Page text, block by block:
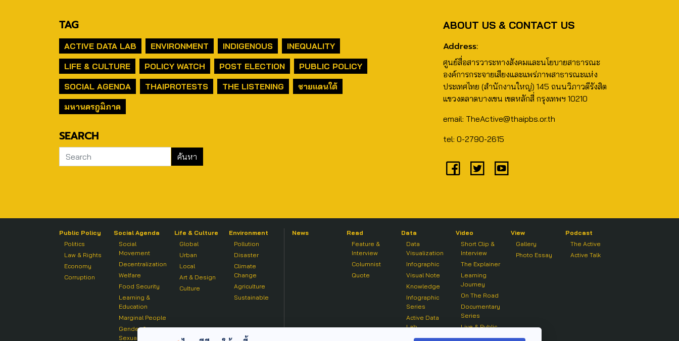
TAG
ACTIVE DATA LAB ENVIRONMENT INDIGENOUS
INEQUALITY
LIFE & CULTURE
POLICY WATCH POST ELECTION
PUBLIC POLICY
SOCIAL AGENDA
THAIPROTESTS THE LISTENING
ชายแดนใต้
มหานครภูมิภาค
SEARCH
ABOUT US & CONTACT US
Address:
ศูนย์สื่อสารวาระทางสังคมและนโยบายสาธารณะ
องค์การกระจายเสียงและแพร่ภาพสาธารณะแห่ง
ประเทศไทย (สำนักงานใหญ่) 145 ถนนวิภาวดีรังสิต
แขวงตลาดบางเขน เขตหลักสี่ กรุงเทพฯ 10210
email: TheActive@thaipbs.or.th
tel: 0-2790-2615
Public Policy
Politics
Law & Rights
Economy
Corruption
Social Agenda
Social
Movement
Decentralization
Welfare
Food Security
Learning &
Education
Marginal People
Gender &
Sexuality
Life & Culture
Global
Urban
Local
Art & Design
Culture
Environment
Pollution
Disaster
Climate
Change
Agriculture
Sustainable
News
Read
Feature &
Interview
Columnist
Quote
Data
Data
Visualization
Infographic
Visual Note
Knowledge
Infographic
Series
Active Data
Lab
Video
Short Clip &
Interview
The Explainer
Learning
Journey
On The Road
Documentary
Series
Live & Public
View
Gallery
Photo Essay
Podcast
The Active
Active Talk